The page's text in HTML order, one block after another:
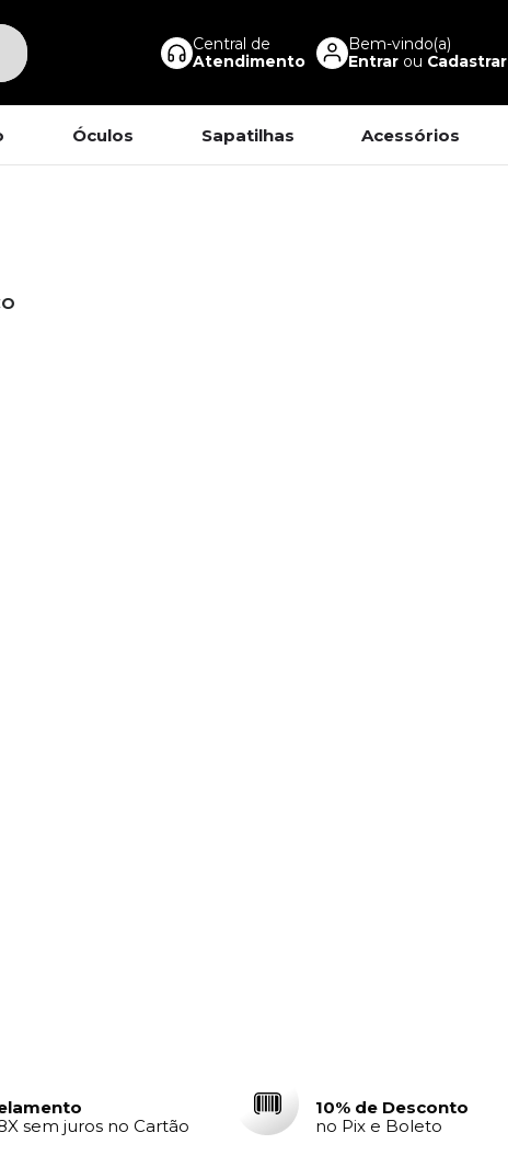
Central de
Atendimento
Bem-vindo(a)
Entrarou Cadastrar
Óculos Sapatilhas Acessórios
sem juros no Cartão
10% de Desconto
no Pix e Boleto